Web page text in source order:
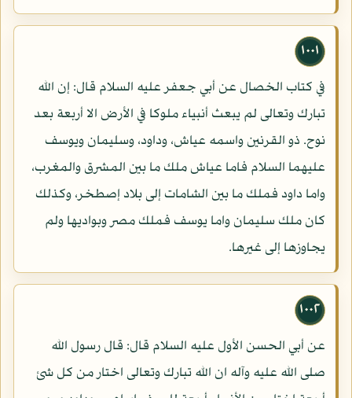
١٠٠١
في كتاب الخصال عن أبي جعفر عليه السلام قال: إن الله
تبارك وتعالى لم يبعث أنبياء ملوكا في الأرض الا أربعة بعد
نوح. ذو القرنين واسمه عياش، وداود، وسليمان ويوسف
عليهما السلام فاما عياش ملك ما بين المشرق والمغرب،
واما داود فملك ما بين الشامات إلى بلاد إصطخر، وكذلك
كان ملك سليمان واما يوسف فملك مصر وبواديها ولم
يجاوزها إلى غيرها.
١٠٠٢
عن أبي الحسن الأول عليه السلام قال: قال رسول الله
صلى الله عليه وآله ان الله تبارك وتعالى اختار من كل شئ